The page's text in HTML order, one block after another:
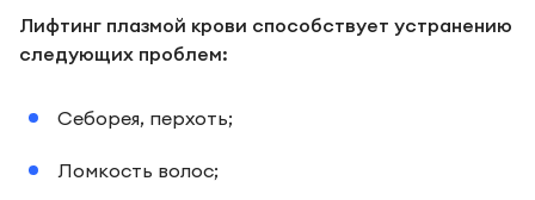
Лифтинг плазмой крови способствует устранению
следующих проблем:
Себорея, перхоть;
Ломкость волос;